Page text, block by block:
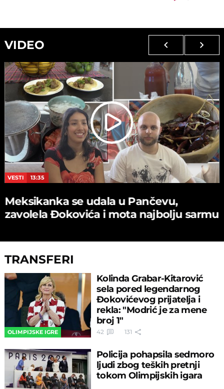
VIDEO
VESTI 13:35
Meksikanka se udala u Pančevu,
zavolela Đokovića i mota najbolju sarmu
TRANSFERI
OLIMPIJSKE IGRE
Kolinda Grabar-Kitarović
sela pored legendarnog
Đokovićevog prijatelja i
rekla: "Modrić je za mene
broj 1"
42 131
Policija pohapsila sedmoro
ljudi zbog teških pretnji
tokom Olimpijskih igara